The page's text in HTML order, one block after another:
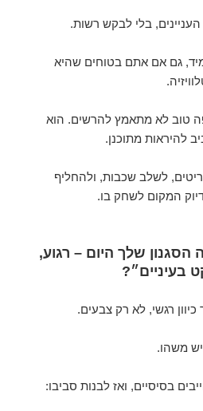
בלי לבקש רשות.
גם אם אתם בטוחים שהיא
טוב לא מתאמץ להרשים. הוא
להיראות מתוכנן.
לשלב שכבות, ולהחליף
המקום לשחק בו.
הסגנון שלך היום – רגוע,
בעיניים״?
רגשי, לא רק צבעים.
משהו.
בסיסיים, ואז לבנות סביבו: